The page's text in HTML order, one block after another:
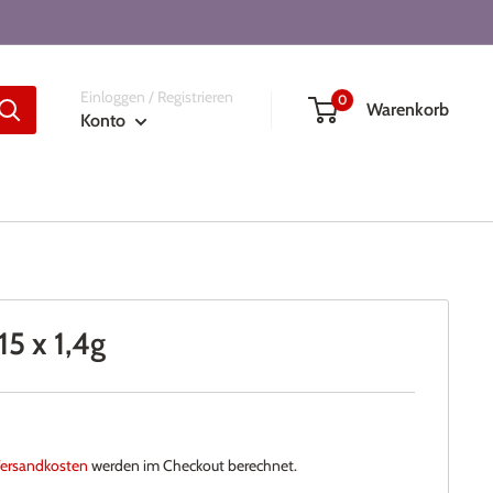
Einloggen / Registrieren
Konto
0 Warenkorb
x 1,4g
werden im Checkout berechnet.